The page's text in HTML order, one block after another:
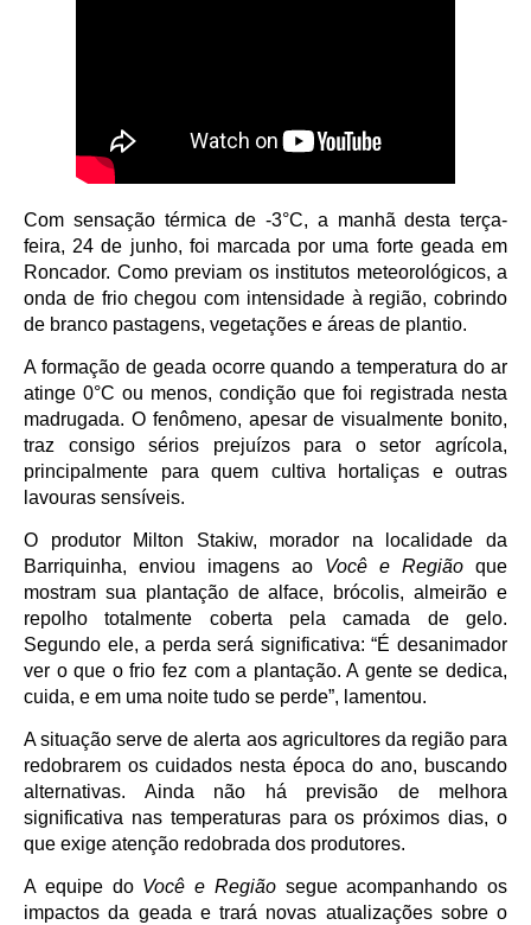
Com sensação térmica de -3°C, a manhã desta terça-
feira, 24 de junho, foi marcada por uma forte geada em
Roncador. Como previam os institutos meteorológicos, a
onda de frio chegou com intensidade à região, cobrindo
de branco pastagens, vegetações e áreas de plantio.
A formação de geada ocorre quando a temperatura do ar
atinge 0°C ou menos, condição que foi registrada nesta
madrugada. O fenômeno, apesar de visualmente bonito,
traz consigo sérios prejuízos para o setor agrícola,
principalmente para quem cultiva hortaliças e outras
lavouras sensíveis.
O produtor Milton Stakiw, morador na localidade da
Barriquinha, enviou imagens ao Você e Região que
mostram sua plantação de alface, brócolis, almeirão e
repolho totalmente coberta pela camada de gelo.
Segundo ele, a perda será significativa: “É desanimador
ver o que o frio fez com a plantação. A gente se dedica,
cuida, e em uma noite tudo se perde”, lamentou.
A situação serve de alerta aos agricultores da região para
redobrarem os cuidados nesta época do ano, buscando
alternativas. Ainda não há previsão de melhora
significativa nas temperaturas para os próximos dias, o
que exige atenção redobrada dos produtores.
A equipe do Você e Regiãosegue acompanhando os
impactos da geada e trará novas atualizações sobre o